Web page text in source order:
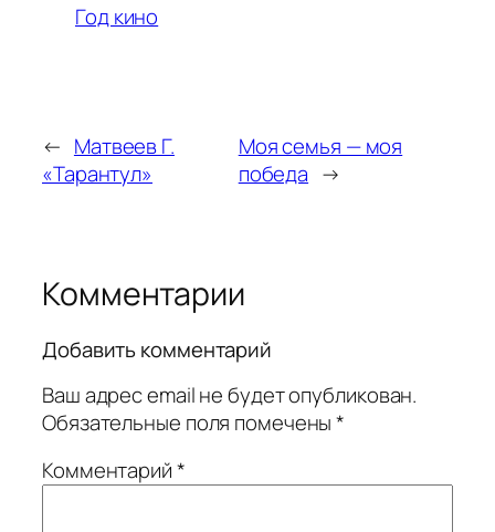
Год кино
← Матвеев Г.
«Тарантул»
Моя семья — моя
победа →
Комментарии
Добавить комментарий
Ваш адрес email не будет опубликован.
Обязательные поля помечены*
Комментарий*